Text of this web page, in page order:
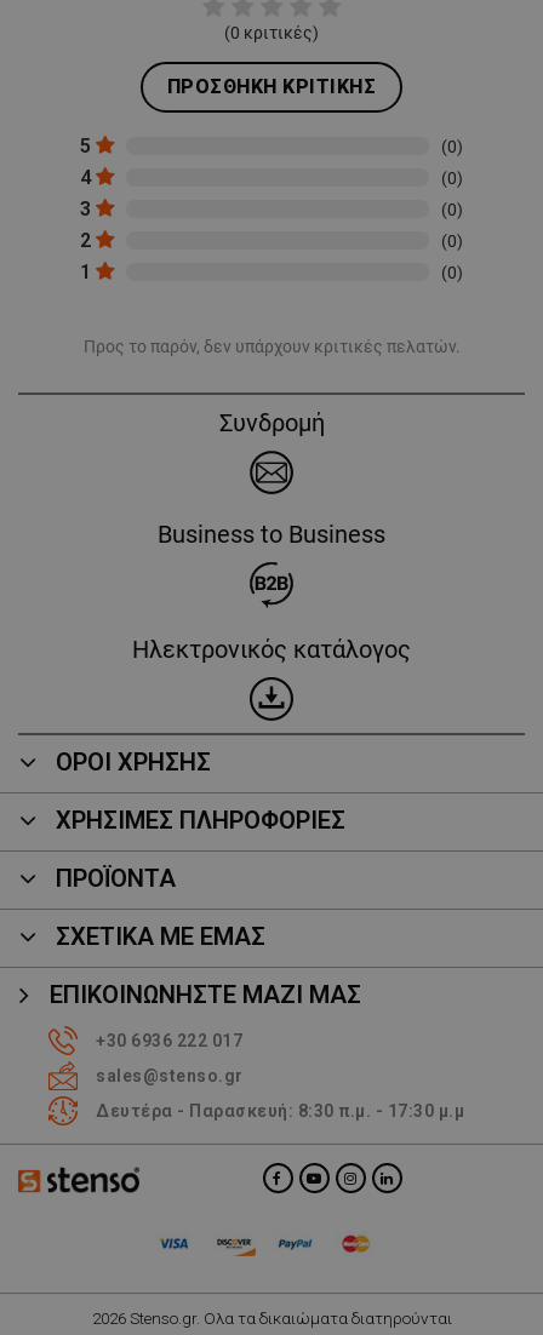
(0 κριτικές)
ΠΡΟΣΘΉΚΗ ΚΡΙΤΙΚΉΣ
5 (0)
4 (0)
3 (0)
2 (0)
1 (0)
Προς το παρόν, δεν υπάρχουν κριτικές πελατών.
Συνδρομή
Business to Business
Ηλεκτρονικός κατάλογος
ΟΡΟΙ ΧΡΗΣΗΣ
ΧΡΗΣΙΜΕΣ ΠΛΗΡΟΦΟΡΙΕΣ
ΠΡΟΪΌΝΤΑ
ΣΧΕΤΙΚΑ ΜΕ ΕΜΑΣ
ΕΠΙΚΟΙΝΩΝΉΣΤΕ ΜΑΖΊ ΜΑΣ
+30 6936 222 017
sales@stenso.gr
Δευτέρα - Παρασκευή: 8:30 π.μ. - 17:30 μ.μ
2026 Stenso.gr. Ολα τα δικαιώματα διατηρούνται